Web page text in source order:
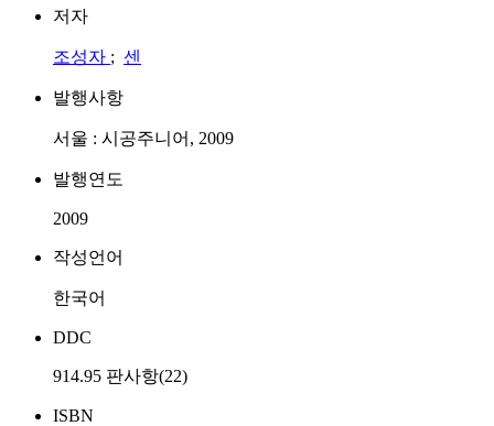
저자
조성자 ; 센
발행사항
서울 : 시공주니어, 2009
발행연도
2009
작성언어
한국어
DDC
914.95 판사항(22)
ISBN